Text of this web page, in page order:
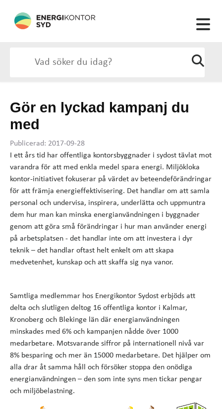
Gör en lyckad kampanj du
med
Publicerad: 2017-09-28
I ett års tid har offentliga kontorsbyggnader i sydost tävlat mot
varandra för att med enkla medel spara energi. Miljökloka
kontor-initiativet fokuserar på värdet av beteendeförändringar
för att främja energieffektivisering. Det handlar om att samla
personal och undervisa, inspirera, underlätta och uppmuntra
dem hur man kan minska energianvändningen i byggnader
genom att göra små förändringar i hur man använder energi
på arbetsplatsen - det handlar inte om att investera i dyr
teknik – det handlar oftast helt enkelt om att skapa
medvetenhet, kunskap och att skaffa sig nya vanor.
Samtliga medlemmar hos Energikontor Sydost erbjöds att
delta och slutligen deltog 16 offentliga kontor i Kalmar,
Kronoberg och Blekinge län där energianvändningen
minskades med 6% och kampanjen nådde över 1000
medarbetare. Motsvarande siffror på internationell nivå var
8% besparing och mer än 15000 medarbetare. Det hjälper om
alla drar åt samma håll och försöker stoppa den onödiga
energianvändningen – den som inte syns men tickar pengar
och miljöbelastning.